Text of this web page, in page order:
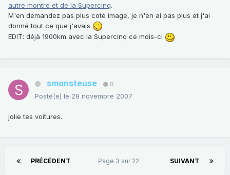
autre montre et de la Supercinq.
M'en demandez pas plus coté image, je n'en ai pas plus et j'ai
donné tout ce que j'avais
EDIT: déjà 1900km avec la Supercinq ce mois-ci
smonsteuse 0
Posté(e) le 28 novembre 2007
jolie tes voitures.
PRÉCÉDENT SUIVANT
Page 3 sur 22